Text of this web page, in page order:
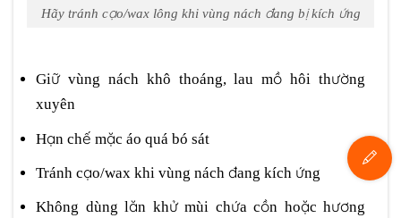
Hãy tránh cạo/wax lông khi vùng nách đang bị kích ứng
Giữ vùng nách khô thoáng, lau mồ hôi thường
xuyên
Hạn chế mặc áo quá bó sát
Tránh cạo/wax khi vùng nách đang kích ứng
Không dùng lăn khử mùi chứa cồn hoặc hương